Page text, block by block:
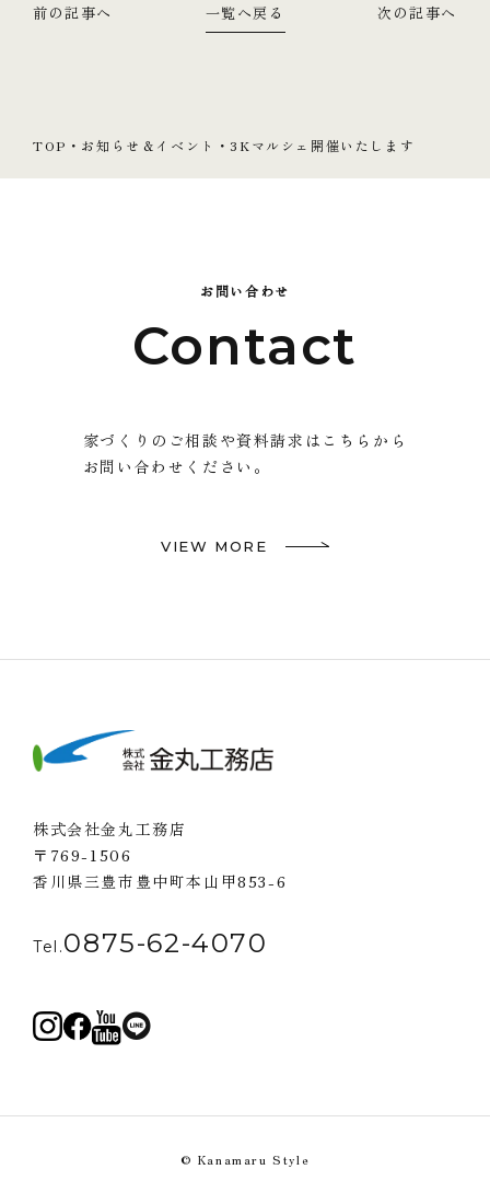
前の記事へ 一覧へ戻る 次の記事へ
TOP ・ お知らせ＆イベント ・ 3Kマルシェ開催いたします
お問い合わせ
Contact
家づくりのご相談や資料請求はこちらから
お問い合わせください。
VIEW MORE
株式会社金丸工務店
〒769-1506
香川県三豊市豊中町本山甲853-6
Tel.0875-62-4070
© Kanamaru Style